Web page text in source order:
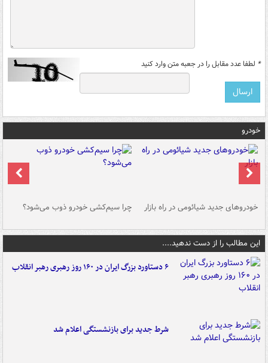
* لطفا عدد مقابل را در جعبه متن وارد کنید
خودرو
خودروهای جدید شیائومی در راه بازار چرا سیم‌کشی خودرو ذوب می‌شود؟
این مطالب را از دست ندهید....
۶ دستاورد بزرگ ایران در ۱۶۰ روز رهبری رهبر انقلاب
شرط جدید برای بازنشستگی اعلام شد